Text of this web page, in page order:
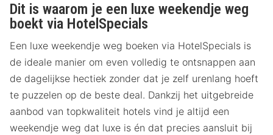
Dit is waarom je een luxe weekendje weg
boekt via HotelSpecials
Een luxe weekendje weg boeken via HotelSpecials is
de ideale manier om even volledig te ontsnappen aan
de dagelijkse hectiek zonder dat je zelf urenlang hoeft
te puzzelen op de beste deal. Dankzij het uitgebreide
aanbod van topkwaliteit hotels vind je altijd een
weekendje weg dat luxe is én dat precies aansluit bij